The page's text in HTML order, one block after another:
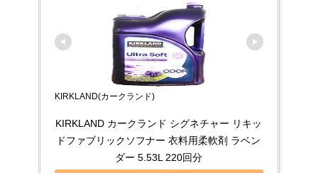
KIRKLAND(カークランド)
KIRKLAND カークランド シグネチャー リキッ
ドファブリックソフナー 衣料用柔軟剤 ラベン
ダー 5.53L 220回分